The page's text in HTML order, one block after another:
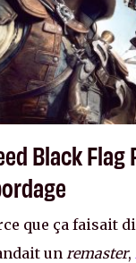
Black Flag
que ça faisait
un remaster,